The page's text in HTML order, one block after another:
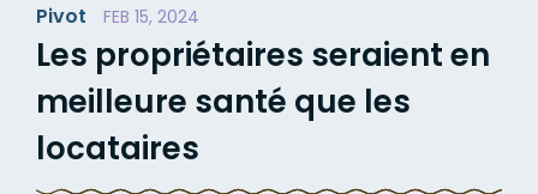
Pivot FEB 15, 2024
Les propriétaires seraient en
meilleure santé que les
locataires